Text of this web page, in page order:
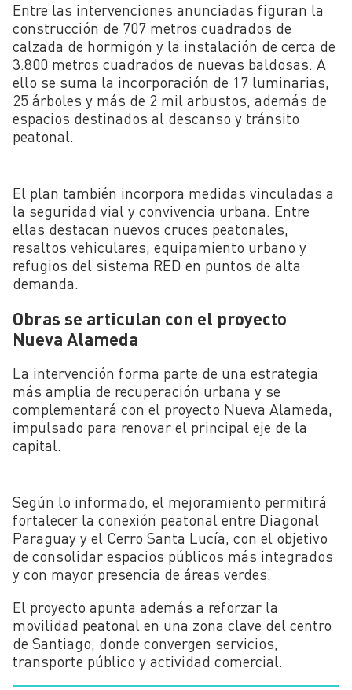
Entre las intervenciones anunciadas figuran la
construcción de 707 metros cuadrados de
calzada de hormigón y la instalación de cerca de
3.800 metros cuadrados de nuevas baldosas. A
ello se suma la incorporación de 17 luminarias,
25 árboles y más de 2 mil arbustos, además de
espacios destinados al descanso y tránsito
peatonal.
El plan también incorpora medidas vinculadas a
la seguridad vial y convivencia urbana. Entre
ellas destacan nuevos cruces peatonales,
resaltos vehiculares, equipamiento urbano y
refugios del sistema RED en puntos de alta
demanda.
Obras se articulan con el proyecto
Nueva Alameda
La intervención forma parte de una estrategia
más amplia de recuperación urbana y se
complementará con el proyecto Nueva Alameda,
impulsado para renovar el principal eje de la
capital.
Según lo informado, el mejoramiento permitirá
fortalecer la conexión peatonal entre Diagonal
Paraguay y el Cerro Santa Lucía, con el objetivo
de consolidar espacios públicos más integrados
y con mayor presencia de áreas verdes.
El proyecto apunta además a reforzar la
movilidad peatonal en una zona clave del centro
de Santiago, donde convergen servicios,
transporte público y actividad comercial.